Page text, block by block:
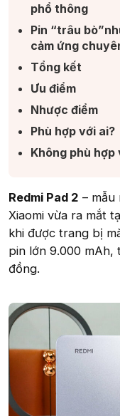
phổ thông​
Pin “trâu
cảm ứng
Tổng kết​
Ưu điểm​
Nhược điểm​
Phù hợp với ai?​
Không phù hợp
Redmi Pad 2 – mẫu
Xiaomi vừa ra mắt
khi được trang bị
pin lớn 9.000 mAh,
đồng.